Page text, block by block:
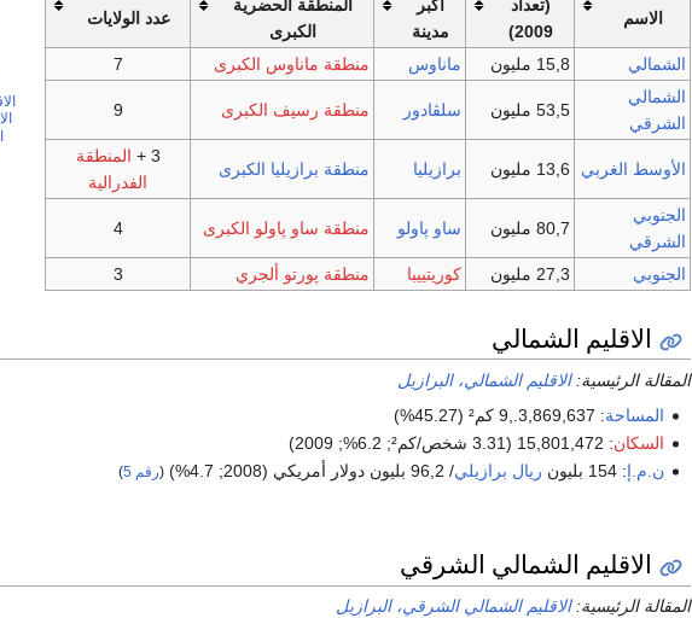
الاسم
(تعداد
2009)
أكبر
مدينة
المنطقة الحضرية
الكبرى
عدد الولايات
الشمالي 15,8 مليون ماناوس منطقة ماناوس الكبرى
7
الشمالي
الشرقي
53,5 مليون سلڤادور منطقة رسيف الكبرى 9
الأوسط الغربي 13,6 مليون برازيليا منطقة برازيليا الكبرى
3 +
المنطقة
الفدرالية
الجنوبي
الشرقي
80,7 مليون ساو پاولو منطقة ساو پاولو الكبرى 4
الجنوبي 27,3 مليون كوريتييبا منطقة پورتو ألجري 3
الاقليم الشمالي
المقالة الرئيسية:الاقليم الشمالي، البرازيل
المساحة: 3,869,637.,9 كم² (45.27%)
السكان: 15,801,472 (3.31 شخص/كم²; 6.2%; 2009)
ن.م.إ: 154 بليون ريال برازيلي/ 96,2 بليون دولار أمريكي (2008; 4.7%) (رقم 5 )
الاقليم الشمالي الشرقي
المقالة الرئيسية:الاقليم الشمالي الشرقي، البرازيل